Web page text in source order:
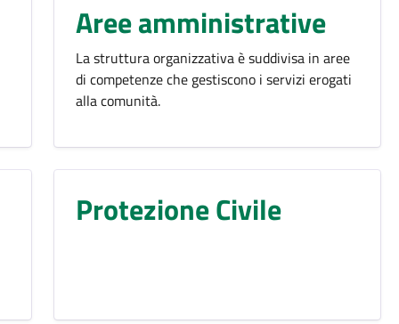
Aree amministrative
La struttura organizzativa è suddivisa in aree
di competenze che gestiscono i servizi erogati
alla comunità.
Protezione Civile